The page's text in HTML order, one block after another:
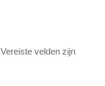
Vereiste velden zijn